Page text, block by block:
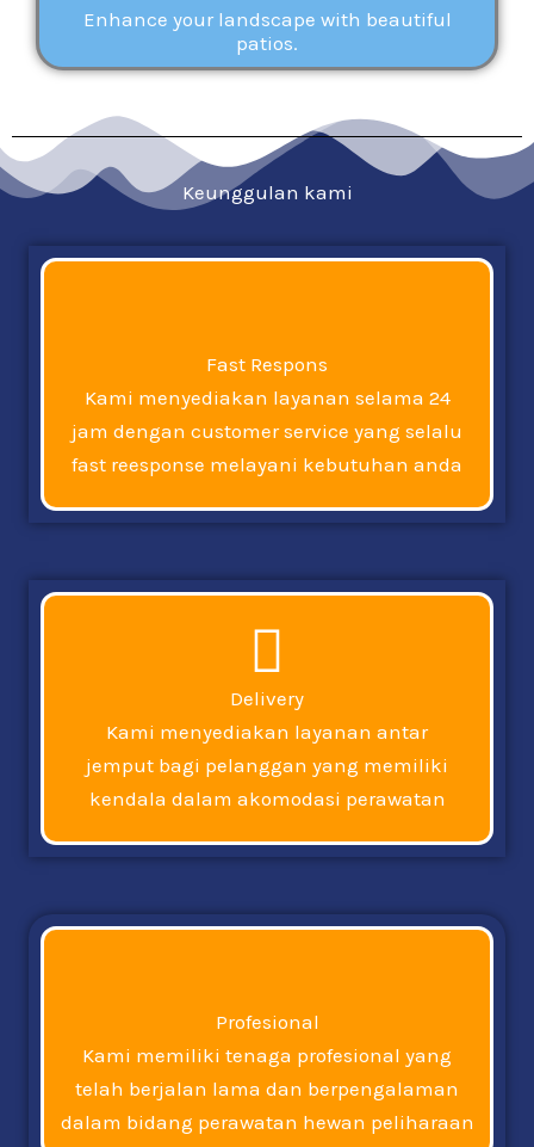
Enhance your landscape with beautiful
patios.
Keunggulan kami
Fast Respons
Kami menyediakan layanan selama 24
jam dengan customer service yang selalu
fast reesponse melayani kebutuhan anda
Delivery
Kami menyediakan layanan antar
jemput bagi pelanggan yang memiliki
kendala dalam akomodasi perawatan
Profesional
Kami memiliki tenaga profesional yang
telah berjalan lama dan berpengalaman
dalam bidang perawatan hewan peliharaan